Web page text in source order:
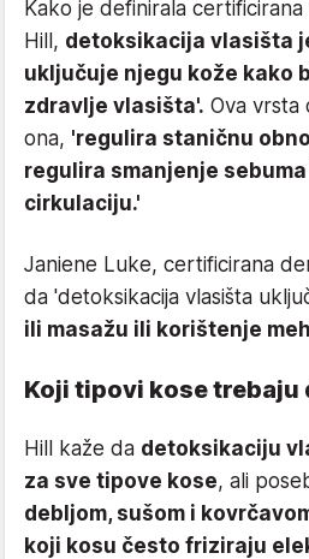
Kako je definirala
Hill, detoksikacija vlasišta
uključuje njegu kože kako
zdravlje vlasišta'. Ova vrsta
ona, 'regulira staničnu
regulira smanjenje
cirkulaciju.'
Janiene Luke, certificirana
da 'detoksikacija vlasišta
ili masažu ili korištenje
Koji tipovi kose
Hill kaže da detoksikaciju
za sve tipove kose, ali
debljom, sušom i
koji kosu često friziraju